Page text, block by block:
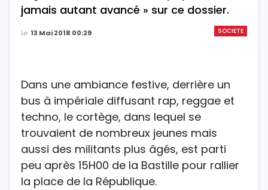
jamais autant avancé » sur ce dossier.
SOCIETE
Le 13 Mai 2018 00:29
Dans une ambiance festive, derrière un
bus à impériale diffusant rap, reggae et
techno, le cortège, dans lequel se
trouvaient de nombreux jeunes mais
aussi des militants plus âgés, est parti
peu après 15H00 de la Bastille pour rallier
la place de la République.